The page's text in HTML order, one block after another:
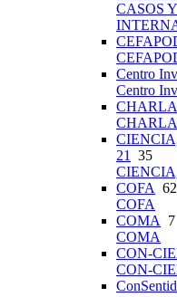
CASOS
Centro
Centro
21
35
COFA 62
COFA
COMA
7
COMA
CON-
CON-